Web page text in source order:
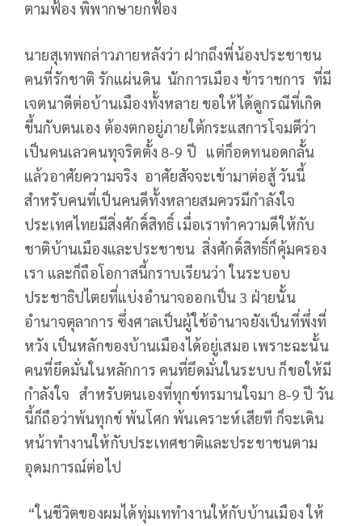
ตามฟ้อง พิพากษายกฟ้อง
นายสุเทพกล่าวภายหลังว่า ฝากถึงพี่น้องประชาชน
คนที่รักชาติ รักแผ่นดิน นักการเมือง ข้าราชการ ที่มี
เจตนาดีต่อบ้านเมืองทั้งหลาย ขอให้ได้ดูกรณีที่เกิด
ขึ้นกับตนเอง ต้องตกอยู่ภายใต้กระแสการโจมตีว่า
เป็นคนเลวคนทุจริตตั้ง 8-9 ปี แต่ก็อดทนอดกลั้น
แล้วอาศัยความจริง อาศัยสัจจะเข้ามาต่อสู้ วันนี้
สำหรับคนที่เป็นคนดีทั้งหลายสมควรมีกำลังใจ
ประเทศไทยมีสิ่งศักดิ์สิทธิ์ เมื่อเราทำความดีให้กับ
ชาติบ้านเมืองและประชาชน สิ่งศักดิ์สิทธิ์ก็คุ้มครอง
เรา และก็ถือโอกาสนี้กราบเรียนว่า ในระบอบ
ประชาธิปไตยที่แบ่งอำนาจออกเป็น 3 ฝ่ายนั้น
อำนาจตุลาการ ซึ่งศาลเป็นผู้ใช้อำนาจยังเป็นที่พึ่งที่
หวัง เป็นหลักของบ้านเมืองได้อยู่เสมอ เพราะฉะนั้น
คนที่ยึดมั่นในหลักการ คนที่ยึดมั่นในระบบ ก็ขอให้มี
กำลังใจ สำหรับตนเองที่ทุกข์ทรมานใจมา 8-9 ปี วัน
นี้ก็ถือว่าพ้นทุกข์ พ้นโศก พ้นเคราะห์เสียที ก็จะเดิน
หน้าทำงานให้กับประเทศชาติและประชาชนตาม
อุดมการณ์ต่อไป
“ในชีวิตของผมได้ทุ่มเททำงานให้กับบ้านเมือง ให้